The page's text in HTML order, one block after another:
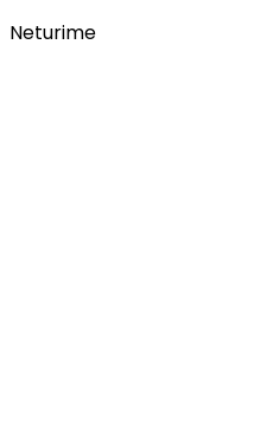
Neturime